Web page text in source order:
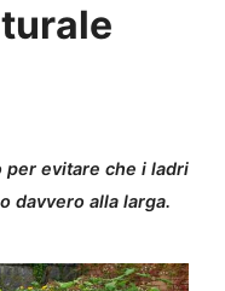
per evitare che i ladri
davvero alla larga.